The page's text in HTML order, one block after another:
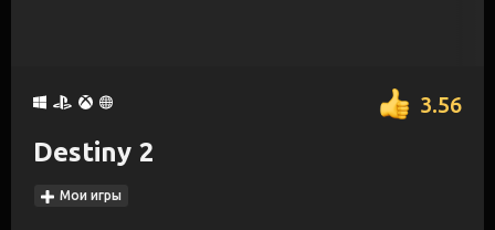
3.56
Destiny 2
Мои игры